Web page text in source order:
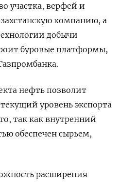
участка, верфей и
компанию, а
добычи
буровые платформы,
нефть позволит
уровень экспорта
так как внутренний
обеспечен сырьем,
расширения